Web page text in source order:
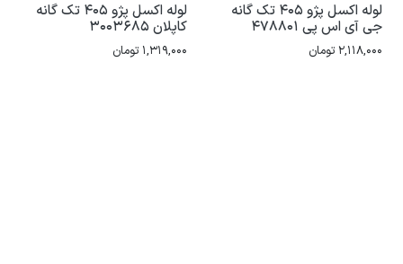
لوله اکسل پژو 405 تک گانه
جی آی اس پی 478801
2,118,000 تومان
لوله اکسل پژو 405 تک گانه
کاپلان 3003685
1,319,000 تومان